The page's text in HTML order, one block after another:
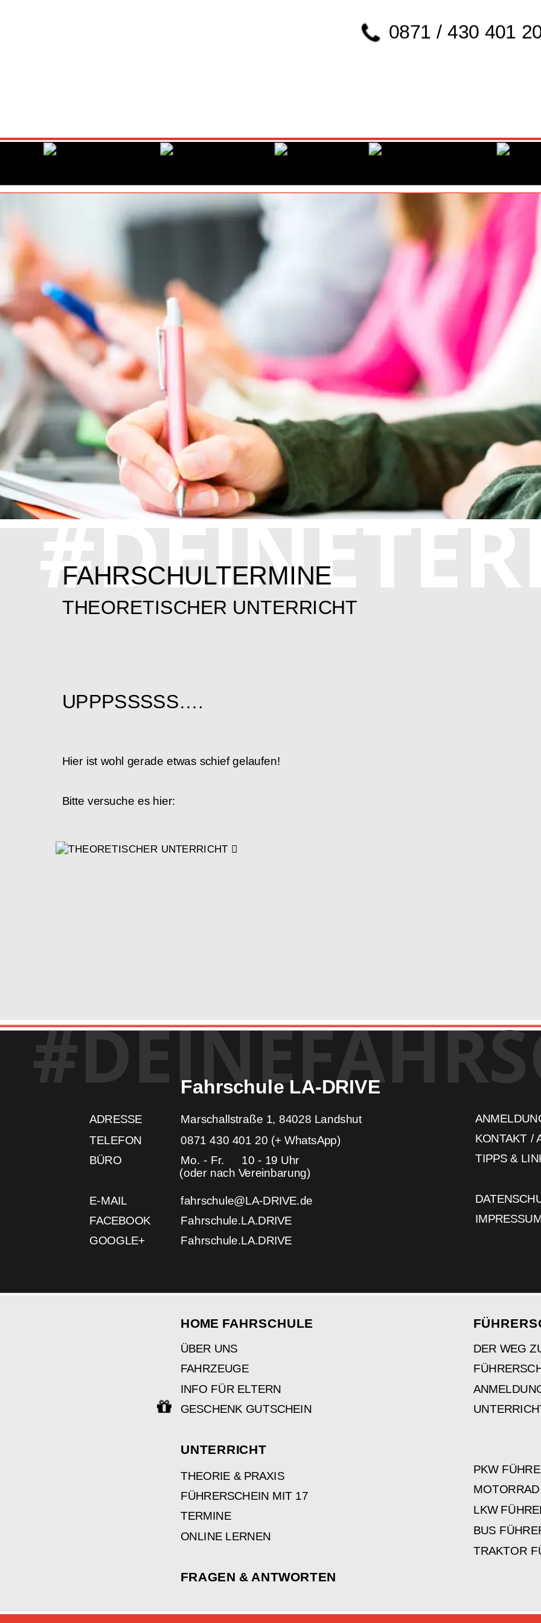
(oder nach Vereinbarung)
FAHRSCHULTERMINE
THEORETISCHER UNTERRICHT
UPPPSSSSS….
Hier ist wohl gerade etwas schief gelaufen!
Bitte versuche es hier:
HOME FAHRSCHULE
ÜBER UNS
FAHRZEUGE
INFO FÜR ELTERN
GESCHENK GUTSCHEIN
UNTERRICHT
THEORIE & PRAXIS
FÜHRERSCHEIN MIT 17
TERMINE
ONLINE LERNEN
FRAGEN & ANTWORTEN
DER WEG
PKW
LKW
BUS
TRAKTOR
Fahrschule LA-DRIVE
ADRESSE
Marschallstraße 1, 84028 Landshut
TELEFON
0871 430 401 20 (+ WhatsApp)
BÜRO Mo. - Fr. 10 - 19 Uhr
E-MAIL
fahrschule@LA-DRIVE.de
FACEBOOK
Fahrschule.LA.DRIVE
GOOGLE+
Fahrschule.LA.DRIVE
KONTAKT /
TIPPS &
0871 / 430 401